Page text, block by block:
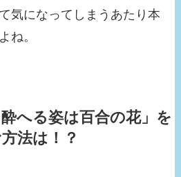
気になってしまうあたり本
ね。
酔へる姿は百合の花」を
法は！？